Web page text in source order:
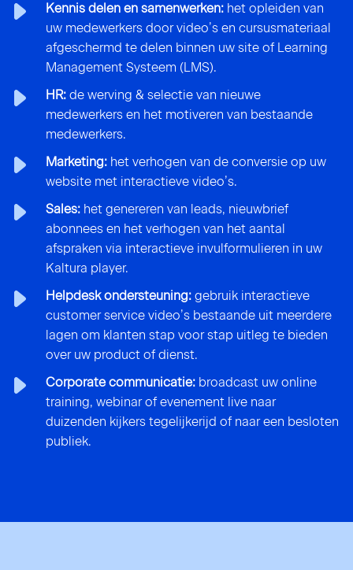
Kennis delen en samenwerken:het opleiden van
uw medewerkers door video’s en cursusmateriaal
afgeschermd te delen binnen uw site of Learning
Management Systeem (LMS).
HR:de werving & selectie van nieuwe
medewerkers en het motiveren van bestaande
medewerkers.
Marketing:het verhogen van de conversie op uw
website met interactieve video’s.
Sales:het genereren van leads, nieuwbrief
abonnees en het verhogen van het aantal
afspraken via interactieve invulformulieren in uw
Kaltura player.
Helpdesk ondersteuning:gebruik interactieve
customer service video’s bestaande uit meerdere
lagen om klanten stap voor stap uitleg te bieden
over uw product of dienst.
Corporate communicatie:broadcast uw online
training, webinar of evenement live naar
duizenden kijkers tegelijkerijd of naar een besloten
publiek.